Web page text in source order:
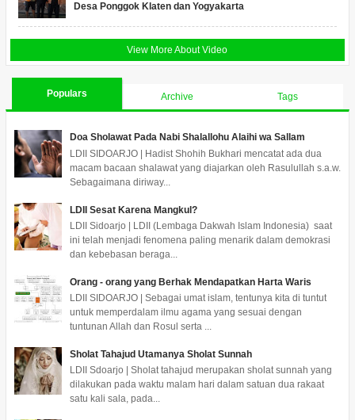
Desa Ponggok Klaten dan Yogyakarta
View More About Video
Populars Archive Tags
Doa Sholawat Pada Nabi Shalallohu Alaihi wa Sallam
LDII SIDOARJO | Hadist Shohih Bukhari mencatat ada dua
macam bacaan shalawat yang diajarkan oleh Rasulullah s.a.w.
Sebagaimana diriway...
LDII Sesat Karena Mangkul?
LDII Sidoarjo | LDII (Lembaga Dakwah Islam Indonesia) saat
ini telah menjadi fenomena paling menarik dalam demokrasi
dan kebebasan beraga...
Orang - orang yang Berhak Mendapatkan Harta Waris
LDII SIDOARJO | Sebagai umat islam, tentunya kita di tuntut
untuk memperdalam ilmu agama yang sesuai dengan
tuntunan Allah dan Rosul serta ...
Sholat Tahajud Utamanya Sholat Sunnah
LDII Sdoarjo | Sholat tahajud merupakan sholat sunnah yang
dilakukan pada waktu malam hari dalam satuan dua rakaat
satu kali sala, pada...